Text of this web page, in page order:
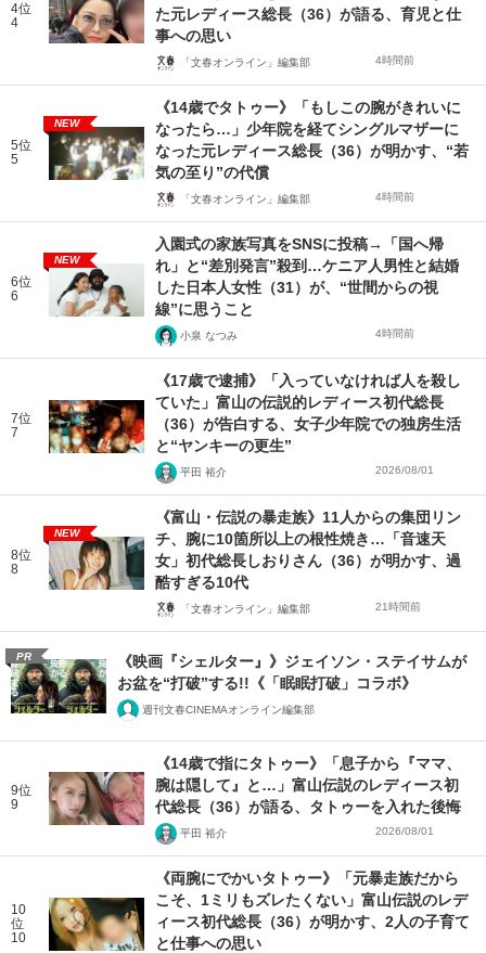
4位
4
た元レディース総長（36）が語る、育児と仕
事への思い
「文春オンライン」編集部 4時間前
5位
5
NEW
《14歳でタトゥー》「もしこの腕がきれいに
なったら…」少年院を経てシングルマザーに
なった元レディース総長（36）が明かす、“若
気の至り”の代償
「文春オンライン」編集部 4時間前
6位
6
NEW
入園式の家族写真をSNSに投稿→「国へ帰
れ」と“差別発言”殺到…ケニア人男性と結婚
した日本人女性（31）が、“世間からの視
線”に思うこと
小泉 なつみ 4時間前
7位
7
《17歳で逮捕》「入っていなければ人を殺し
ていた」富山の伝説的レディース初代総長
（36）が告白する、女子少年院での独房生活
と“ヤンキーの更生”
平田 裕介 2026/08/01
8位
8
NEW
《富山・伝説の暴走族》11人からの集団リン
チ、腕に10箇所以上の根性焼き…「音速天
女」初代総長しおりさん（36）が明かす、過
酷すぎる10代
「文春オンライン」編集部 21時間前
PR
《映画『シェルター』》ジェイソン・ステイサムが
お盆を“打破”する!!《「眠眠打破」コラボ》
週刊文春CINEMAオンライン編集部
9位
9
《14歳で指にタトゥー》「息子から『ママ、
腕は隠して』と…」富山伝説のレディース初
代総長（36）が語る、タトゥーを入れた後悔
平田 裕介 2026/08/01
10
位
10
《両腕にでかいタトゥー》「元暴走族だから
こそ、1ミリもズレたくない」富山伝説のレデ
ィース初代総長（36）が明かす、2人の子育て
と仕事への思い